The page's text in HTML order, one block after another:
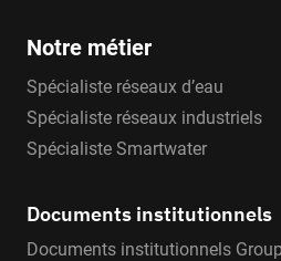
Notre métier
Spécialiste réseaux d’eau
Spécialiste réseaux industriels
Spécialiste Smartwater
Documents institutionnels
Documents institutionnels